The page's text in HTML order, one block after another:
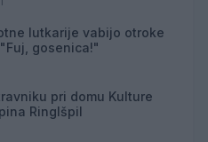
lutkarije vabijo otroke
gosenica!"
pri domu Kulture
Ringlšpil